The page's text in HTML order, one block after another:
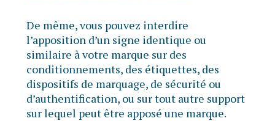
De même, vous pouvez interdire
l’apposition d’un signe identique ou
similaire à votre marque sur des
conditionnements, des étiquettes, des
dispositifs de marquage, de sécurité ou
d’authentification, ou sur tout autre support
sur lequel peut être apposé une marque.